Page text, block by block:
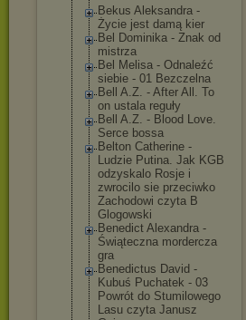
Bekus Aleksandra -
Życie jest damą kier
Bel Dominika - Znak od
mistrza
Bel Melisa - Odnaleźć
siebie - 01 Bezczelna
Bell A.Z. - After All. To
on ustala reguły
Bell A.Z. - Blood Love.
Serce bossa
Belton Catherine -
Ludzie Putina. Jak KGB
odzyskalo Rosje i
zwrocilo sie przeciwko
Zachodowi czyta B
Glogowski
Benedict Alexandra -
Świąteczna mordercza
gra
Benedictus David -
Kubuś Puchatek - 03
Powrót do Stumilowego
Lasu czyta Janusz